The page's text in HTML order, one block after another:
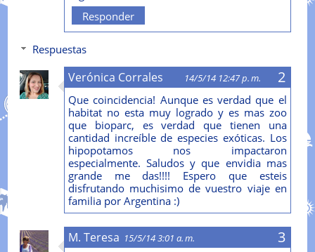
Responder
Respuestas
Verónica Corrales 14/5/14 12:47 p. m.
Que coincidencia! Aunque es verdad que el
habitat no esta muy logrado y es mas zoo
que bioparc, es verdad que tienen una
cantidad increíble de especies exóticas. Los
hipopotamos nos impactaron
especialmente. Saludos y que envidia mas
grande me das!!!! Espero que esteis
disfrutando muchisimo de vuestro viaje en
familia por Argentina :)
M. Teresa 15/5/14 3:01 a. m.